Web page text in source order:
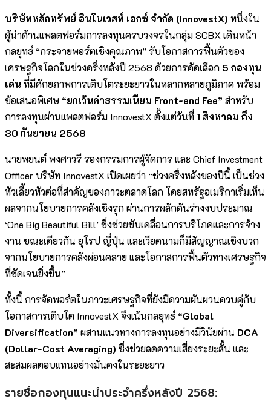
บริษัทหลักทรัพย์ อินโนเวสท์ เอกซ์ จำกัด (InnovestX) หนึ่งใน
ผู้นำด้านแพลตฟอร์มการลงทุนครบวงจรในกลุ่ม SCBX เดินหน้า
กลยุทธ์ “กระจายพอร์ตเชิงคุณภาพ” รับโอกาสการฟื้นตัวของ
เศรษฐกิจโลกในช่วงครึ่งหลังปี 2568 ด้วยการคัดเลือก 5 กองทุน
เด่น ที่มีศักยภาพการเติบโตระยะยาวในหลากหลายภูมิภาค พร้อม
ข้อเสนอพิเศษ “ยกเว้นค่าธรรมเนียม Front-end Fee” สำหรับ
การลงทุนผ่านแพลตฟอร์ม InnovestX ตั้งแต่วันที่1 สิงหาคม ถึง
30 กันยายน 2568
นายพยนต์ พงศาวรี รองกรรมการผู้จัดการ และ Chief Investment
Officer บริษัท InnovestX เปิดเผยว่า “ช่วงครึ่งหลังของปีนี้ เป็นช่วง
หัวเลี้ยวหัวต่อที่สำคัญของภาวะตลาดโลก โดยสหรัฐอเมริกาเริ่มเห็น
ผลจากนโยบายการคลังเชิงรุก ผ่านการผลักดันร่างงบประมาณ
‘One Big Beautiful Bill’ ซึ่งช่วยขับเคลื่อนการบริโภคและการจ้าง
งาน ขณะเดียวกัน ยุโรป ญี่ปุ่น และเวียดนามก็มีสัญญาณเชิงบวก
จากนโยบายการคลังผ่อนคลาย และโอกาสการฟื้นตัวทางเศรษฐกิจ
ที่ชัดเจนยิ่งขึ้น”
ทั้งนี้ การจัดพอร์ตในภาวะเศรษฐกิจที่ยังมีความผันผวนควบคู่กับ
โอกาสการเติบโต InnovestX จึงเน้นกลยุทธ์ “Global
Diversification” ผสานแนวทางการลงทุนอย่างมีวินัยผ่าน DCA
(Dollar-Cost Averaging) ซึ่งช่วยลดความเสี่ยงระยะสั้น และ
สะสมผลตอบแทนอย่างมั่นคงในระยะยาว
รายชื่อกองทุนแนะนำประจำครึ่งหลังปี 2568: